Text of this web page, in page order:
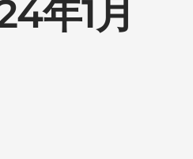
年1月